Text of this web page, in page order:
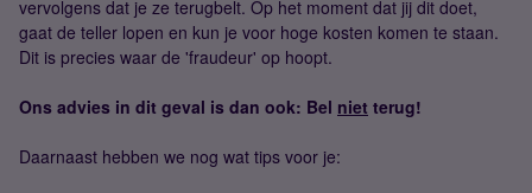
vervolgens dat je ze terugbelt. Op het moment dat jij dit doet,
gaat de teller lopen en kun je voor hoge kosten komen te staan.
Dit is precies waar de 'fraudeur' op hoopt.
Ons advies in dit geval is dan ook: Bel niet terug!
Daarnaast hebben we nog wat tips voor je: